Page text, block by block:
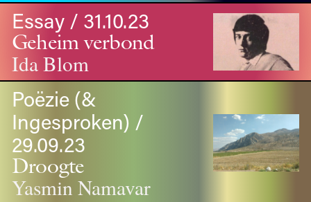
Essay / 31.10.23
Geheim verbond
Ida Blom
Poëzie (&
Ingesproken) /
29.09.23
Droogte
Yasmin Namavar